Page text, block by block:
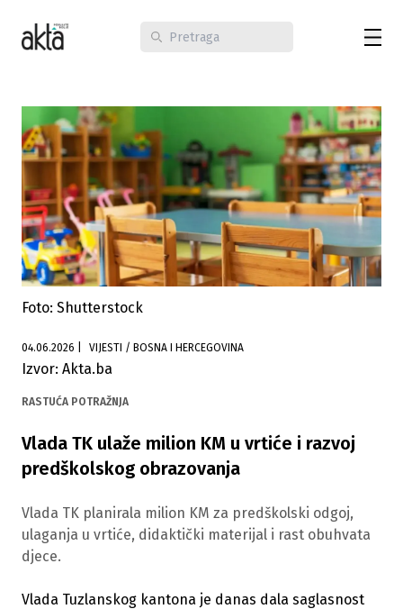
Foto: Shutterstock
04.06.2026 VIJESTI / BOSNA I HERCEGOVINA
Izvor: Akta.ba
RASTUĆA POTRAŽNJA
Vlada TK ulaže milion KM u vrtiće i razvoj
predškolskog obrazovanja
Vlada TK planirala milion KM za predškolski odgoj,
ulaganja u vrtiće, didaktički materijal i rast obuhvata
djece.
Vlada Tuzlanskog kantona je danas dala saglasnost